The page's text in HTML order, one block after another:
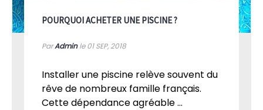
POURQUOI ACHETER UNE PISCINE ?
ParAdminle 01SEP, 2018
Installer une piscine relève souvent du
rêve de nombreux famille français.
Cette dépendance agréable ...